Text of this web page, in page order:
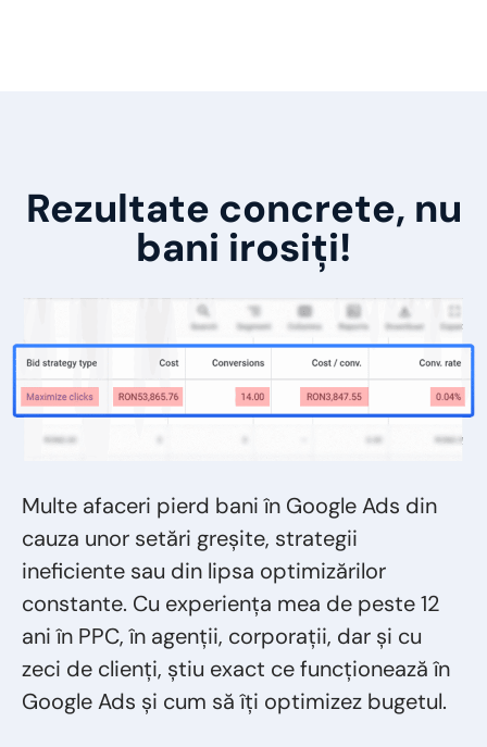
Rezultate concrete, nu
bani irosiți!
Multe afaceri pierd bani în Google Ads din
cauza unor setări greșite, strategii
ineficiente sau din lipsa optimizărilor
constante. Cu experiența mea de peste 12
ani în PPC, în agenții, corporații, dar și cu
zeci de clienți, știu exact ce funcționează în
Google Ads și cum să îți optimizez bugetul.